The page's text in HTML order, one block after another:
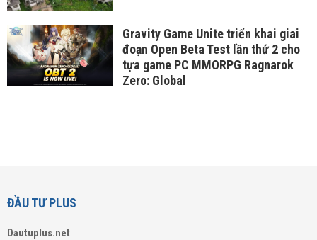
Gravity Game Unite triển khai giai
đoạn Open Beta Test lần thứ 2 cho
tựa game PC MMORPG Ragnarok
Zero: Global
ĐẦU TƯ PLUS
Dautuplus.net